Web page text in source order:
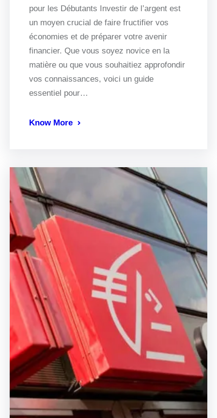
pour les Débutants Investir de l’argent est
un moyen crucial de faire fructifier vos
économies et de préparer votre avenir
financier. Que vous soyez novice en la
matière ou que vous souhaitiez approfondir
vos connaissances, voici un guide
essentiel pour…
Know More